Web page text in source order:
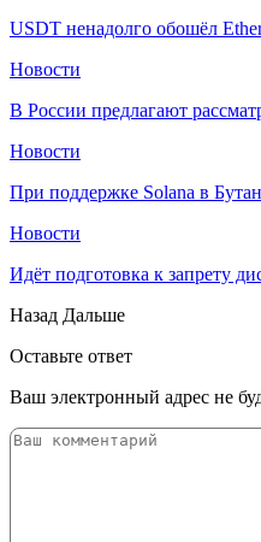
USDT ненадолго обошёл
Новости
В России предлагают
Новости
При поддержке Solana в
Новости
Идёт подготовка к запрету
Назад Дальше
Оставьте ответ
Ваш электронный адрес не